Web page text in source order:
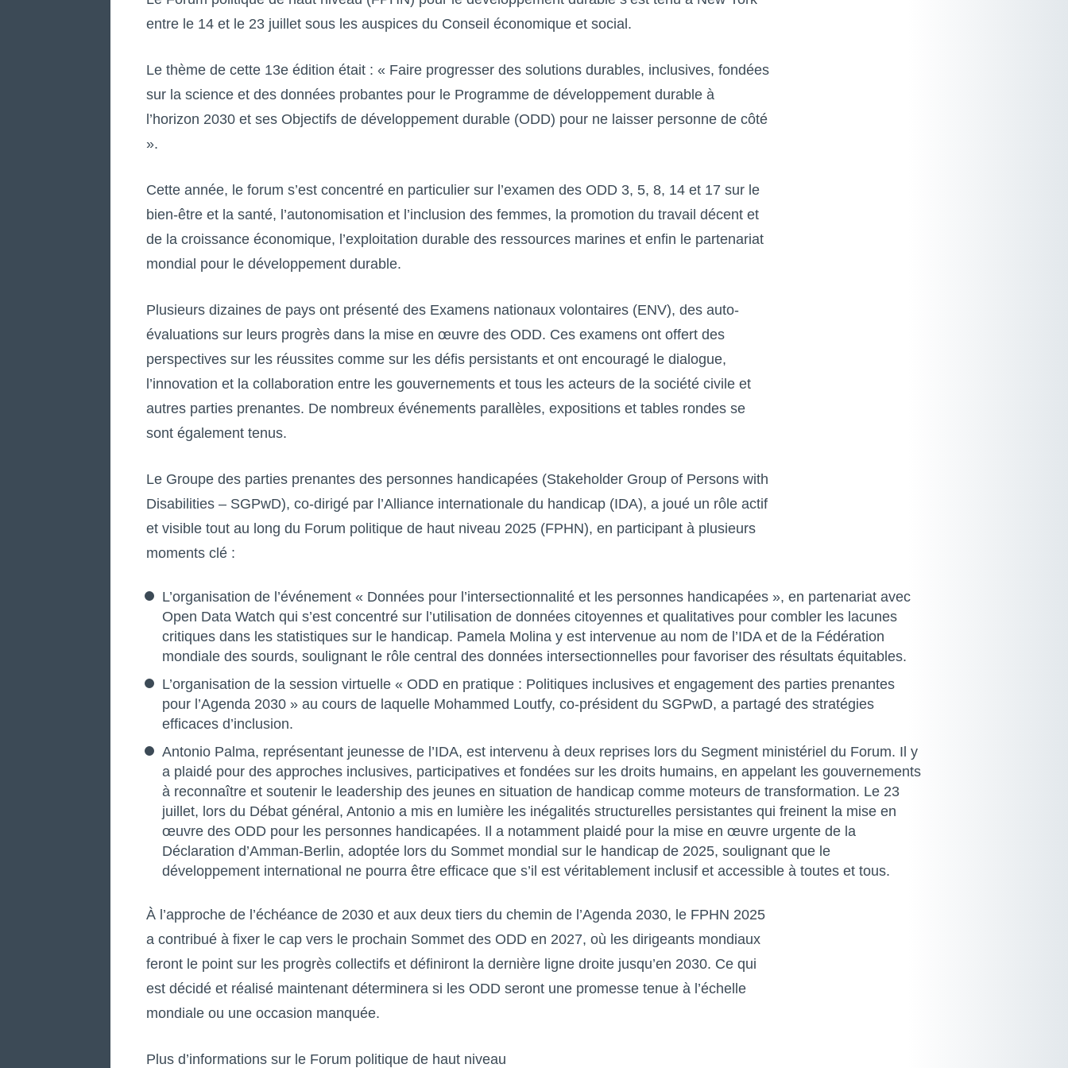
entre le 14 et le 23 juillet sous les auspices du Conseil économique et social.
Le thème de cette 13e édition était : « Faire progresser des solutions durables, inclusives, fondées
sur la science et des données probantes pour le Programme de développement durable à
l’horizon 2030 et ses Objectifs de développement durable (ODD) pour ne laisser personne de côté
».
Cette année, le forum s’est concentré en particulier sur l’examen des ODD 3, 5, 8, 14 et 17 sur le
bien-être et la santé, l’autonomisation et l’inclusion des femmes, la promotion du travail décent et
de la croissance économique, l’exploitation durable des ressources marines et enfin le partenariat
mondial pour le développement durable.
Plusieurs dizaines de pays ont présenté des Examens nationaux volontaires (ENV), des auto-
évaluations sur leurs progrès dans la mise en œuvre des ODD. Ces examens ont offert des
perspectives sur les réussites comme sur les défis persistants et ont encouragé le dialogue,
l’innovation et la collaboration entre les gouvernements et tous les acteurs de la société civile et
autres parties prenantes. De nombreux événements parallèles, expositions et tables rondes se
sont également tenus.
Le Groupe des parties prenantes des personnes handicapées (Stakeholder Group of Persons with
Disabilities – SGPwD), co-dirigé par l’Alliance internationale du handicap (IDA), a joué un rôle actif
et visible tout au long du Forum politique de haut niveau 2025 (FPHN), en participant à plusieurs
moments clé :
L’organisation de l’événement « Données pour l’intersectionnalité et les personnes handicapées », en partenariat avec
Open Data Watch qui s’est concentré sur l’utilisation de données citoyennes et qualitatives pour combler les lacunes
critiques dans les statistiques sur le handicap. Pamela Molina y est intervenue au nom de l’IDA et de la Fédération
mondiale des sourds, soulignant le rôle central des données intersectionnelles pour favoriser des résultats équitables.
L’organisation de la session virtuelle « ODD en pratique : Politiques inclusives et engagement des parties prenantes
pour l’Agenda 2030 » au cours de laquelle Mohammed Loutfy, co-président du SGPwD, a partagé des stratégies
efficaces d’inclusion.
Antonio Palma, représentant jeunesse de l’IDA, est intervenu à deux reprises lors du Segment ministériel du Forum. Il y
a plaidé pour des approches inclusives, participatives et fondées sur les droits humains, en appelant les gouvernements
à reconnaître et soutenir le leadership des jeunes en situation de handicap comme moteurs de transformation. Le 23
juillet, lors du Débat général, Antonio a mis en lumière les inégalités structurelles persistantes qui freinent la mise en
œuvre des ODD pour les personnes handicapées. Il a notamment plaidé pour la mise en œuvre urgente de la
Déclaration d’Amman-Berlin, adoptée lors du Sommet mondial sur le handicap de 2025, soulignant que le
développement international ne pourra être efficace que s’il est véritablement inclusif et accessible à toutes et tous.
À l’approche de l’échéance de 2030 et aux deux tiers du chemin de l’Agenda 2030, le FPHN 2025
a contribué à fixer le cap vers le prochain Sommet des ODD en 2027, où les dirigeants mondiaux
feront le point sur les progrès collectifs et définiront la dernière ligne droite jusqu’en 2030. Ce qui
est décidé et réalisé maintenant déterminera si les ODD seront une promesse tenue à l’échelle
mondiale ou une occasion manquée.
Plus d’informations sur le Forum politique de haut niveau